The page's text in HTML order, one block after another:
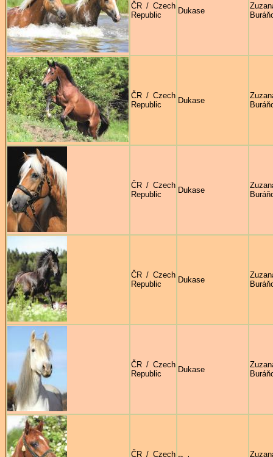
ČR / Czech
Republic
Dukase
ČR / Czech
Republic
Dukase
ČR / Czech
Republic
Dukase
ČR / Czech
Republic
Dukase
ČR / Czech
Republic
Dukase
ČR / Czech